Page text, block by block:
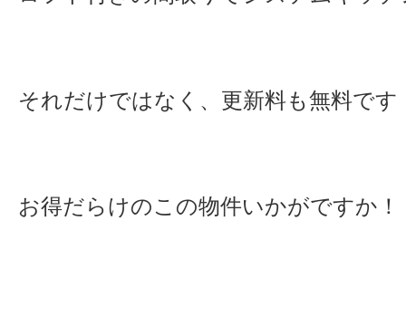
それだけではなく、更新料も無料です
お得だらけのこの物件いかがですか！